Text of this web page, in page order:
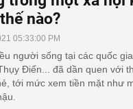
nào?
05:33:00 PM
người sống tại các quốc
Điển... đã dần quen với
tới mức xem tiền mặt như